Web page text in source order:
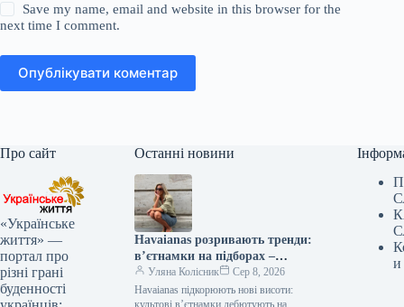
Save my name, email and website in this browser for the
next time I comment.
Опублікувати коментар
Про сайт
«Українське
життя» —
портал про
різні грані
буденності
Останні новини
Havaianas розривають тренди:
в’єтнамки на підборах –
сенсація року!
Уляна Колісник
Сер 8, 2026
Havaianas підкорюють нові висоти:
и